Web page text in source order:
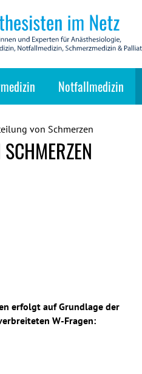
Notfallmedizin
von Schmerzen
erfolgt auf Grundlage der
W-Fragen: